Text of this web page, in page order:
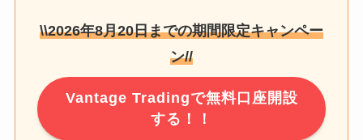
\\2026年8月20日までの期間限定キャンペー
ン//
Vantage Tradingで無料口座開設
する！！